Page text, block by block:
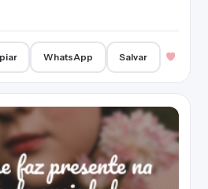
WhatsApp Salvar